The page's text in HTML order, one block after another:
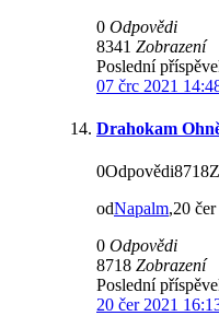
0 Odpovědi
8341 Zobrazení
Poslední
07 črc 2021
Drahokam
odNapalm,20
0 Odpovědi
8718 Zobrazení
Poslední
20 čer 2021